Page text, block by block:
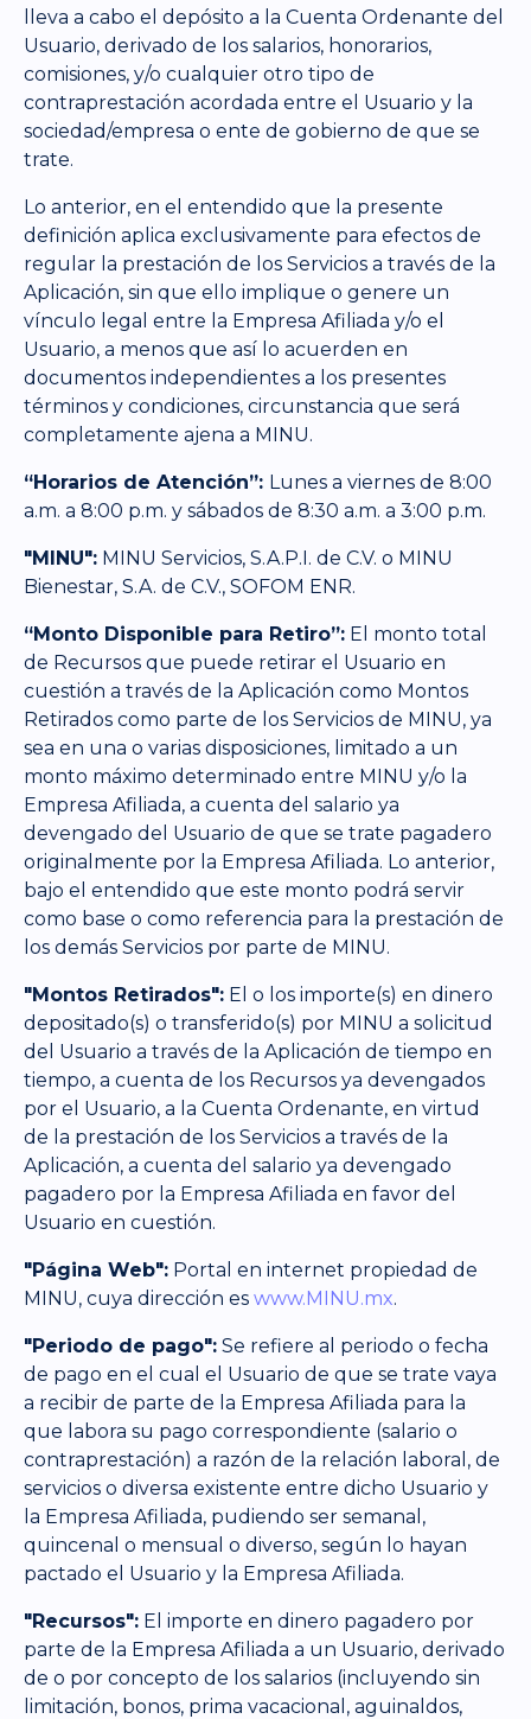
lleva a cabo el depósito a la Cuenta Ordenante del
Usuario, derivado de los salarios, honorarios,
comisiones, y/o cualquier otro tipo de
contraprestación acordada entre el Usuario y la
sociedad/empresa o ente de gobierno de que se
trate.
Lo anterior, en el entendido que la presente
definición aplica exclusivamente para efectos de
regular la prestación de los Servicios a través de la
Aplicación, sin que ello implique o genere un
vínculo legal entre la Empresa Afiliada y/o el
Usuario, a menos que así lo acuerden en
documentos independientes a los presentes
términos y condiciones, circunstancia que será
completamente ajena a MINU.
“Horarios de Atención”: Lunes a viernes de 8:00
a.m. a 8:00 p.m. y sábados de 8:30 a.m. a 3:00 p.m.
"MINU": MINU Servicios, S.A.P.I. de C.V. o MINU
Bienestar, S.A. de C.V., SOFOM ENR.
“Monto Disponible para Retiro”: El monto total
de Recursos que puede retirar el Usuario en
cuestión a través de la Aplicación como Montos
Retirados como parte de los Servicios de MINU, ya
sea en una o varias disposiciones, limitado a un
monto máximo determinado entre MINU y/o la
Empresa Afiliada, a cuenta del salario ya
devengado del Usuario de que se trate pagadero
originalmente por la Empresa Afiliada. Lo anterior,
bajo el entendido que este monto podrá servir
como base o como referencia para la prestación de
los demás Servicios por parte de MINU.
"Montos Retirados": El o los importe(s) en dinero
depositado(s) o transferido(s) por MINU a solicitud
del Usuario a través de la Aplicación de tiempo en
tiempo, a cuenta de los Recursos ya devengados
por el Usuario, a la Cuenta Ordenante, en virtud
de la prestación de los Servicios a través de la
Aplicación, a cuenta del salario ya devengado
pagadero por la Empresa Afiliada en favor del
Usuario en cuestión.
"Página Web": Portal en internet propiedad de
MINU, cuya dirección es www.MINU.mx.
"Periodo de pago": Se refiere al periodo o fecha
de pago en el cual el Usuario de que se trate vaya
a recibir de parte de la Empresa Afiliada para la
que labora su pago correspondiente (salario o
contraprestación) a razón de la relación laboral, de
servicios o diversa existente entre dicho Usuario y
la Empresa Afiliada, pudiendo ser semanal,
quincenal o mensual o diverso, según lo hayan
pactado el Usuario y la Empresa Afiliada.
"Recursos": El importe en dinero pagadero por
parte de la Empresa Afiliada a un Usuario, derivado
de o por concepto de los salarios (incluyendo sin
limitación, bonos, prima vacacional, aguinaldos,